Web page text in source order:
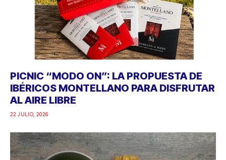
PICNIC “MODO ON”: LA PROPUESTA DE
IBÉRICOS MONTELLANO PARA DISFRUTAR
AL AIRE LIBRE
22 JULIO, 2026